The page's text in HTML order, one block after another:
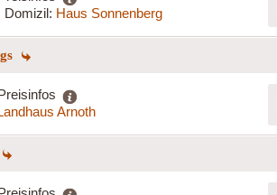
Domizil: Haus Sonnenberg
Arnoth